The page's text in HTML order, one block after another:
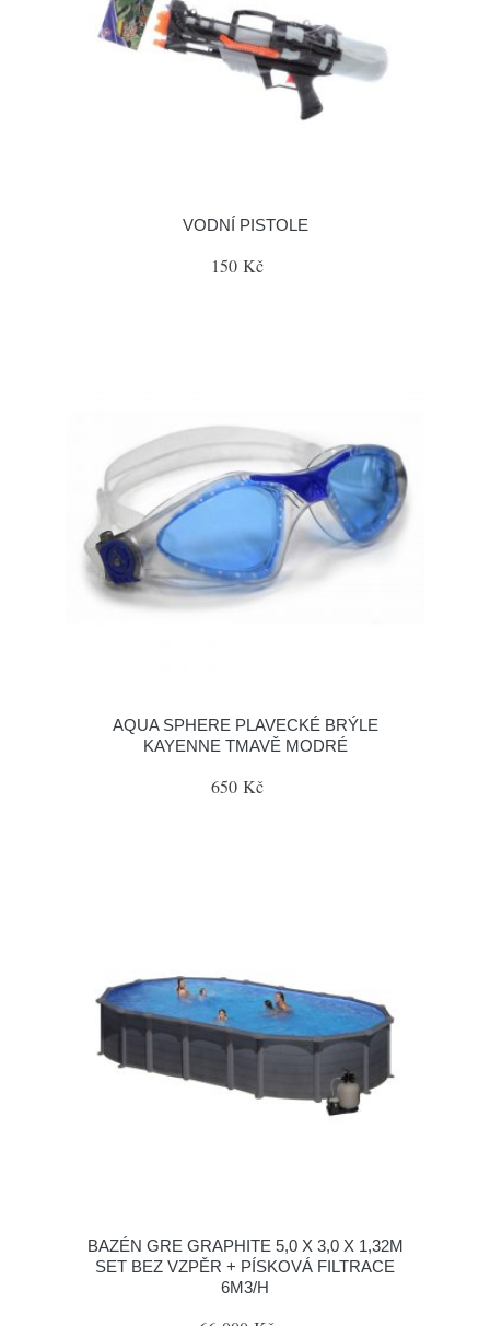
VODNÍ PISTOLE
150 Kč
AQUA SPHERE PLAVECKÉ BRÝLE
KAYENNE TMAVĚ MODRÉ
650 Kč
BAZÉN GRE GRAPHITE 5,0 X 3,0 X 1,32M
SET BEZ VZPĚR + PÍSKOVÁ FILTRACE
6M3/H